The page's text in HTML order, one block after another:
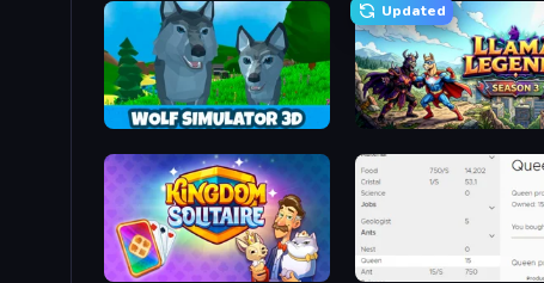
Wolf Simulator: Wild Animals 3D
Updated
Llama Legends
Kingdom Solitaire Idle Ants